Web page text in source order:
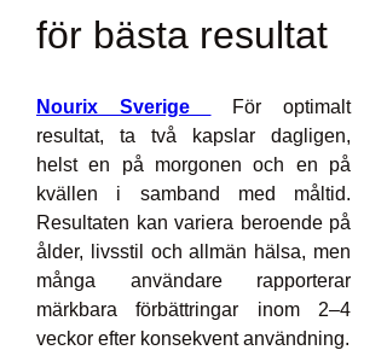
för bästa resultat
Nourix Sverige
För optimalt
resultat, ta två kapslar dagligen,
helst en på morgonen och en på
kvällen i samband med måltid.
Resultaten kan variera beroende på
ålder, livsstil och allmän hälsa, men
många användare rapporterar
märkbara förbättringar inom 2–4
veckor efter konsekvent användning.